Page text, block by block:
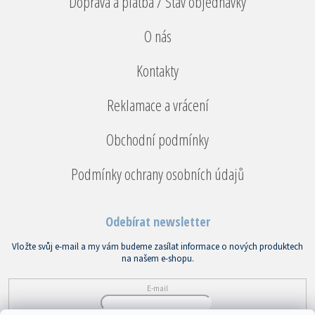
O nás
Kontakty
Reklamace a vrácení
Obchodní podmínky
Podmínky ochrany osobních údajů
Odebírat newsletter
Vložte svůj e-mail a my vám budeme zasílat informace o nových produktech
na našem e-shopu.
E-mail